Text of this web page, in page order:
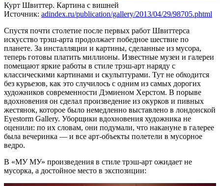
Курт Швиттер. Картина с вишней
Источник: adindex.ru/publication/gallery/2013/04/29/98705.phtml
Спустя почти столетие после первых работ Швиттерса
искусство трэш-арта продолжает победное шествие по
планете. За инсталляции и картины, сделанные из мусора,
теперь готовы платить миллионы. Известные музеи и галереи
помещают яркие работы в стиле трэш-арт наряду с
классическими картинами и скульптурами. Тут не обходится
без курьезов, как это случилось с одним из самых дорогих
художников современности Дэмиеном Херстом. В порыве
вдохновения он сделал произведение из окурков и пивных
жестянок, которое было немедленно выставлено в лондонской
Eyestorm Gallery. Уборщики вдохновения художника не
оценили: по их словам, они подумали, что накануне в галерее
была вечеринка — и все арт-объекты полетели в мусорное
ведро.
В «МУ МУ» произведения в стиле трэш-арт ожидает не
мусорка, а достойное место в экспозиции: